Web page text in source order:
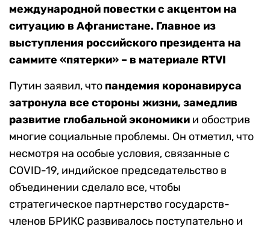
международной повестки с акцентом на
ситуацию в Афганистане. Главное из
выступления российского президента на
саммите «пятерки» – в материале RTVI
Путин заявил, что пандемия коронавируса
затронула все стороны жизни, замедлив
развитие глобальной экономики и обострив
многие социальные проблемы. Он отметил, что
несмотря на особые условия, связанные с
COVID-19, индийское председательство в
объединении сделало все, чтобы
стратегическое партнерство государств-
членов БРИКС развивалось поступательно и